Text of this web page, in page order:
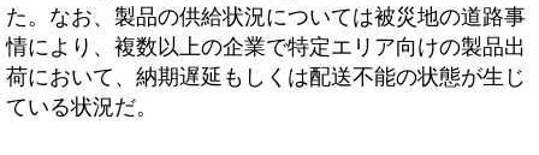
た。なお、製品の供給状況については被災地の道路事
情により、複数以上の企業で特定エリア向けの製品出
荷において、納期遅延もしくは配送不能の状態が生じ
ている状況だ。